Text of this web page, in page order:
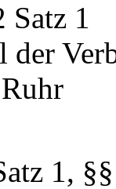
Satz 1
1,